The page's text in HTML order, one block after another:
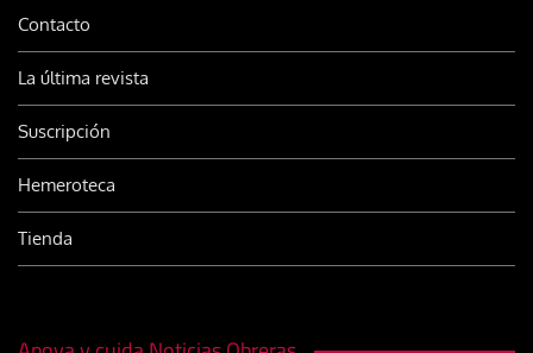
Contacto
La última revista
Suscripción
Hemeroteca
Tienda